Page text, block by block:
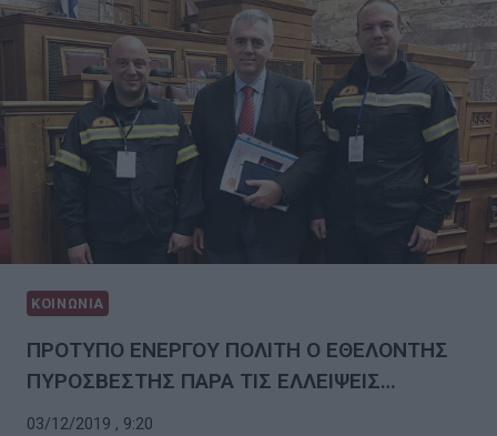
ΚΟΙΝΩΝΙΑ
ΠΡΟΤΥΠΟ ΕΝΕΡΓΟΥ ΠΟΛΙΤΗ Ο ΕΘΕΛΟΝΤΗΣ
ΠΥΡΟΣΒΕΣΤΗΣ ΠΑΡΑ ΤΙΣ ΕΛΛΕΙΨΕΙΣ…
03/12/2019 , 9:20